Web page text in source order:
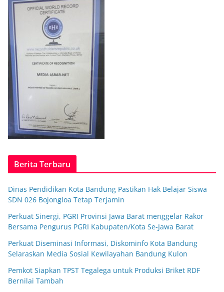
Berita Terbaru
Dinas Pendidikan Kota Bandung Pastikan Hak Belajar Siswa
SDN 026 Bojongloa Tetap Terjamin
Perkuat Sinergi, PGRI Provinsi Jawa Barat menggelar Rakor
Bersama Pengurus PGRI Kabupaten/Kota Se-Jawa Barat
Perkuat Diseminasi Informasi, Diskominfo Kota Bandung
Selaraskan Media Sosial Kewilayahan Bandung Kulon
Pemkot Siapkan TPST Tegalega untuk Produksi Briket RDF
Bernilai Tambah